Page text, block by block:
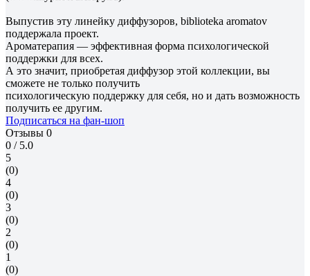
Выпустив эту линейку диффузоров, biblioteka aromatov
поддержала проект.
Ароматерапия — эффективная форма психологической
поддержки для всех.
А это значит, приобретая диффузор этой коллекции, вы
сможете не только получить
психологическую поддержку для себя, но и дать возможность
получить ее другим.
Подписаться на фан-шоп
Отзывы 0
0 / 5.0
5
(0)
4
(0)
3
(0)
2
(0)
1
(0)